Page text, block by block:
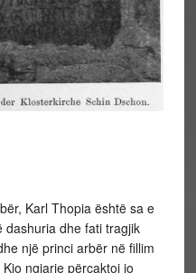
Karl Thopia është sa e
dashuria dhe fati tragjik
një princi arbër në fillim
ngjarje përcaktoi jo